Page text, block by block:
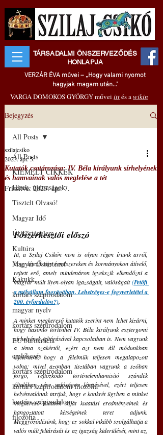
TÁRSADALMI ÖNSZERVEZŐDÉS
HONLAPJA
VERZÁR ÉVA művei – „Hogy valami nyomot
hagyjak magam után..."
VARGA DOMOKOS GYÖRGY művei ittés awikin
Bejegyzés
All Posts
KIEMELT CIKKEK
Hírek, újdonságok
Tisztelt Olvasó!
Magyar Idő
Új Történelem
Kultúra
Magyar Őstörténet
Kakukk
kortárs szépirodalom
magyar nyelv
kortárs szépirodalom
EU bürokrácia
emlékezés
kortárs szépirodalom
kortárs szépirodalom filozófia
kortárs szépirodalom
filozófia
All Posts
Kutatók csatározása: IV. Béla királyunk sírhelyének
és hamvainak valós meglelése a tét
szilajcsiko
2023. ápr. 5.
Frissítve:2023. ápr. 7.
Főszerkesztői előszó
Itt, a Szilaj Csikón nem is olyan régen írtunk arról,
hogy létezik egy rendszereken és kormányokon átívelő,
rejtett erő, amely mindenáron igyekszik elkendőzni a
magyar múlt ilyen-olyan igazságait, valóságait (Petőfi
a mélyállam fogságában. Lehetséges-e fegyverletétel a
200. évfordulón?).
A minket megkereső kutatók szerint nem lehet kizárni,
hogy hasonló történhet IV. Béla királyunk esztergomi
sírhelyének feltárásával kapcsolatban is. Nem vagyunk
a téma szakértői, ezért azt nem áll módunkban
kijelenteni, hogy a félelmük teljesen megalapozott
volna; mivel azonban tisztában vagyunk a szóban
forgó, rejtőzködő történelemhamisító szándék
általában véve valóságos létezésével, ezért teljesen
helyénvalónak tartjuk, hogy e konkrét ügyben a minket
megkereső kutatók saját kutatási eredményeinek és
hangoztatott kétségeinek teret adjunk.
Meggyőződésünk, hogy ez sokkal inkább szolgálhatja a
valós múlt feltárását és az igazság kiderülését, mint az,